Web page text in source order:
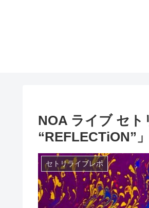
NOA ライブ セト
“REFLECTiON”」
セトリライブレポ